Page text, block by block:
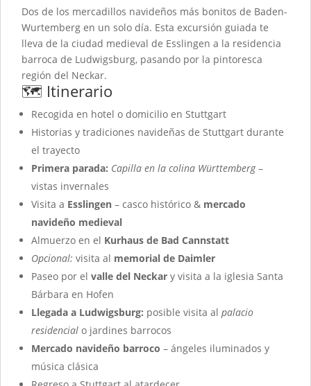
Dos de los mercadillos navideños más bonitos de Baden-
Wurtemberg en un solo día. Esta excursión guiada te
lleva de la ciudad medieval de Esslingen a la residencia
barroca de Ludwigsburg, pasando por la pintoresca
región del Neckar.
🗺️ Itinerario
Recogida en hotel o domicilio en Stuttgart
Historias y tradiciones navideñas de Stuttgart durante
el trayecto
Primera parada: Capilla en la colina Württemberg–
vistas invernales
Visita a Esslingen – casco histórico & mercado
navideño medieval
Almuerzo en el Kurhaus de Bad Cannstatt
Opcional: visita al memorial de Daimler
Paseo por el valle del Neckar y visita a la iglesia Santa
Bárbara en Hofen
Llegada a Ludwigsburg: posible visita al palacio
residencial o jardines barrocos
Mercado navideño barroco – ángeles iluminados y
música clásica